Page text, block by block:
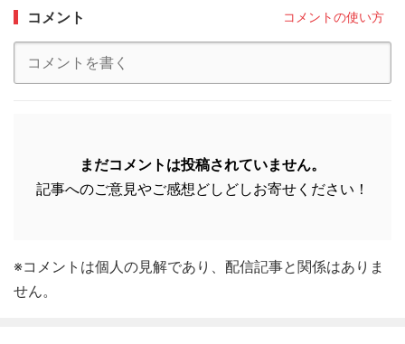
コメント コメントの使い方
まだコメントは投稿されていません。
記事へのご意見やご感想どしどしお寄せください！
※コメントは個人の見解であり、配信記事と関係はありま
せん。